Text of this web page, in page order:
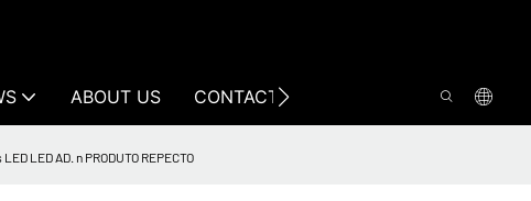
ABOUT US CONTACT US
LED AD. n PRODUTO REPECTO